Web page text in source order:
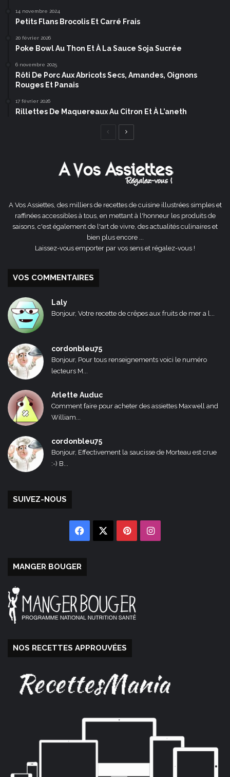
14 novembre 2024
Petits Flans Brocolis Et Carré Frais
20 février 2026
Poke Bowl Au Thon Et À La Sauce Soja Sucrée
6 novembre 2025
Rôti De Porc Aux Abricots Secs, Amandes, Oignons
Rouges Et Panais
17 février 2026
Rillettes De Maquereaux Au Citron Et À L’aneth
Page
A Vos Assiettes, des milliers de recettes de cuisine illustrées simples et
raffinées accessibles à tous, en mettant à l'honneur les produits de
saisons, c'est également de l'art de vivre, des actualités culinaires et
bien plus encore ...
Laissez-vous emporter par vos sens et régalez-vous !
VOS COMMENTAIRES
Laly
Bonjour, Votre recette de crêpes aux fruits de mer a l...
cordonbleu75
Bonjour, Pour tous renseignements voici le numéro
lecteurs M...
Arlette Auduc
Comment faire pour acheter des assiettes Maxwell and
William...
cordonbleu75
Bonjour, Effectivement la saucisse de Morteau est crue
:-) B...
SUIVEZ-NOUS
Facebook PinterestInstagram
MANGER BOUGER
NOS RECETTES APPROUVÉES